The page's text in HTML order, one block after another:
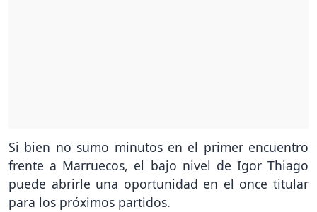
Si bien no sumo minutos en el primer encuentro
frente a Marruecos, el bajo nivel de Igor Thiago
puede abrirle una oportunidad en el once titular
para los próximos partidos.